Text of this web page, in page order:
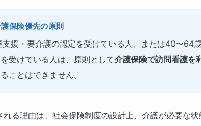
保険優先の原則
援・要介護の認定を受けている人、または40〜64
受けている人は、原則として介護保険で訪問看護を
ことはできません。
れる理由は、社会保険制度の設計上、介護が必要な